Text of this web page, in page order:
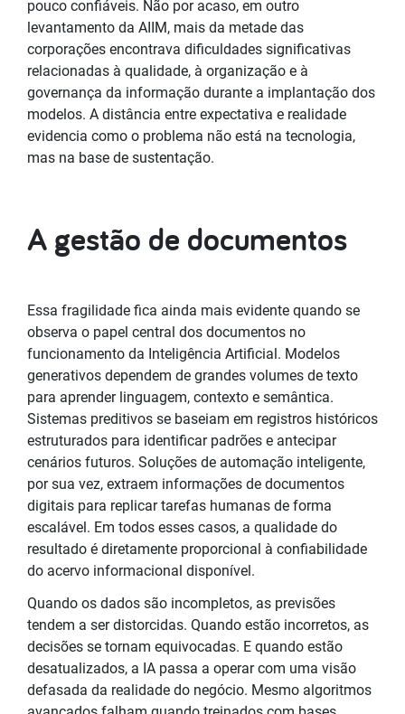
pouco confiáveis. Não por acaso, em outro
levantamento da AIIM, mais da metade das
corporações encontrava dificuldades significativas
relacionadas à qualidade, à organização e à
governança da informação durante a implantação dos
modelos. A distância entre expectativa e realidade
evidencia como o problema não está na tecnologia,
mas na base de sustentação.
A gestão de documentos
Essa fragilidade fica ainda mais evidente quando se
observa o papel central dos documentos no
funcionamento da Inteligência Artificial. Modelos
generativos dependem de grandes volumes de texto
para aprender linguagem, contexto e semântica.
Sistemas preditivos se baseiam em registros históricos
estruturados para identificar padrões e antecipar
cenários futuros. Soluções de automação inteligente,
por sua vez, extraem informações de documentos
digitais para replicar tarefas humanas de forma
escalável. Em todos esses casos, a qualidade do
resultado é diretamente proporcional à confiabilidade
do acervo informacional disponível.
Quando os dados são incompletos, as previsões
tendem a ser distorcidas. Quando estão incorretos, as
decisões se tornam equivocadas. E quando estão
desatualizados, a IA passa a operar com uma visão
defasada da realidade do negócio. Mesmo algoritmos